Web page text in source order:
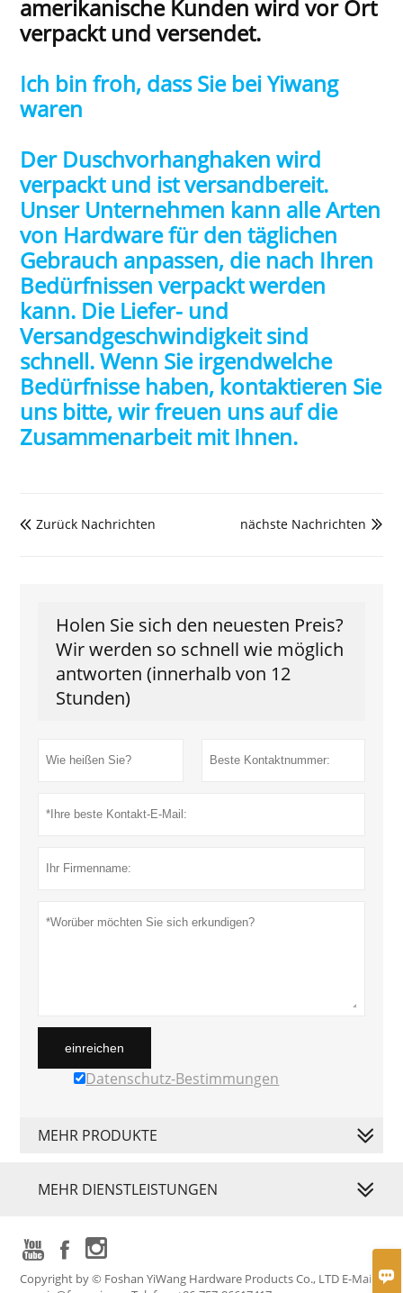

amerikanische Kunden wird vor Ort
verpackt und versendet.
Ich bin froh, dass Sie bei Yiwang
waren
Der Duschvorhanghaken wird
verpackt und ist versandbereit.
Unser Unternehmen kann alle Arten
von Hardware für den täglichen
Gebrauch anpassen, die nach Ihren
Bedürfnissen verpackt werden
kann. Die Liefer- und
Versandgeschwindigkeit sind
schnell. Wenn Sie irgendwelche
Bedürfnisse haben, kontaktieren Sie
uns bitte, wir freuen uns auf die
Zusammenarbeit mit Ihnen.
 Zurück Nachrichten 
nächste Nachrichten
Holen Sie sich den neuesten Preis?
Wir werden so schnell wie möglich
antworten (innerhalb von 12
Stunden)
einreichen
Datenschutz-Bestimmungen
MEHR PRODUKTE
MEHR DIENSTLEISTUNGEN
  
Copyright by © Foshan YiWang Hardware Products Co., LTD E-Mail: